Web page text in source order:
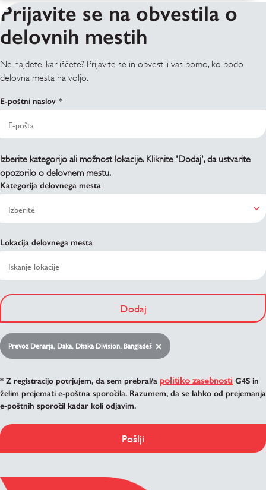
Prijavite se na obvestila o
delovnih mestih
Ne najdete, kar iščete? Prijavite se in obvestili vas bomo, ko bodo
delovna mesta na voljo.
E-poštni naslov
Izberite kategorijo ali možnost lokacije. Kliknite 'Dodaj', da ustvarite
opozorilo o delovnem mestu.
Kategorija delovnega mesta
Lokacija delovnega mesta
Dodaj
Prevoz Denarja, Daka, Dhaka Division, Bangladeš
* Z registracijo potrjujem, da sem prebral/a politiko zasebnosti G4S in
želim prejemati e-poštna sporočila. Razumem, da se lahko od prejemanja
e-poštnih sporočil kadar koli odjavim.
Pošlji